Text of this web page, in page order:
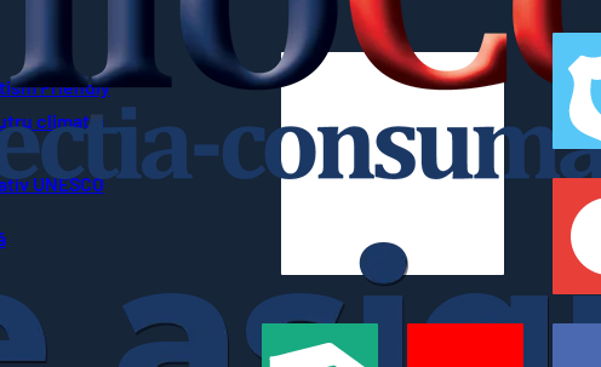
Friendly
climatic
UNESCO